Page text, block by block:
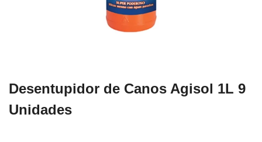
Desentupidor de Canos Agisol 1L 9
Unidades